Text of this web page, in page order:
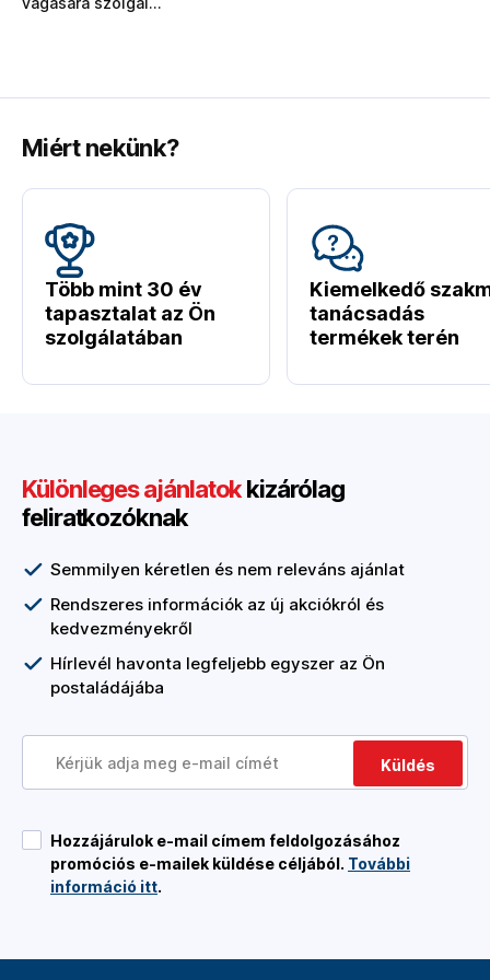
Miért nekünk?
Több mint 30 év
tapasztalat az Ön
szolgálatában
Kiemelkedő
tanácsadás
termékek terén
Különleges ajánlatokkizárólag
feliratkozóknak
Semmilyen kéretlen és nem releváns ajánlat
Rendszeres információk az új akciókról és
kedvezményekről
Hírlevél havonta legfeljebb egyszer az Ön
postaládájába
Küldés
Hozzájárulok e-mail címem feldolgozásához
promóciós e-mailek küldése céljából. További
információ itt.